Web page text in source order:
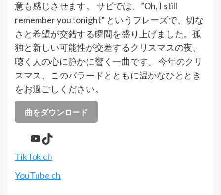
意も感じさせます。 サビでは、”Oh, I still
remember you tonight” というフレーズで、切な
さと希望が交錯する瞬間を盛り上げました。孤
独と新しい可能性が交差するクリスマスの夜、
聴く人の心に静かに響く一曲です。 今年のクリ
スマス、このバラードとともに温かなひととき
をお過ごしください。
曲をダウンロード
YouTube
TikTok
TikTok ch
YouTube ch